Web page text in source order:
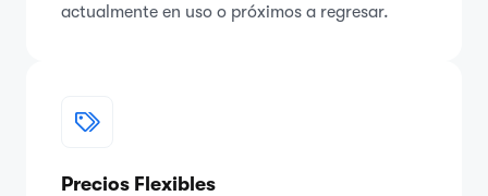
actualmente en uso o próximos a regresar.
Precios Flexibles